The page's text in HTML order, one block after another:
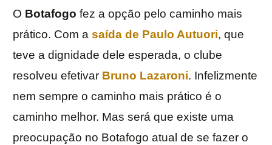
O Botafogo fez a opção pelo caminho mais
prático. Com a saída de Paulo Autuori, que
teve a dignidade dele esperada, o clube
resolveu efetivar Bruno Lazaroni. Infelizmente
nem sempre o caminho mais prático é o
caminho melhor. Mas será que existe uma
preocupação no Botafogo atual de se fazer o